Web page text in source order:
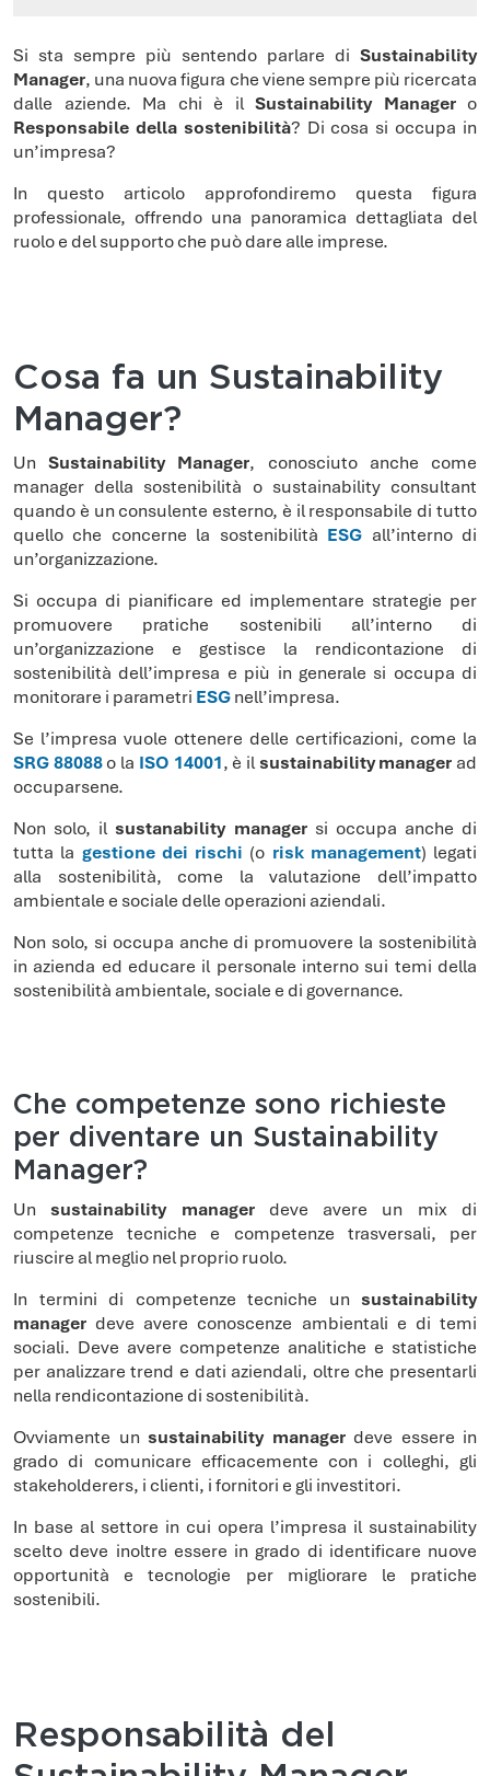
Si sta sempre più sentendo parlare di Sustainability
Manager, una nuova figura che viene sempre più ricercata
dalle aziende. Ma chi è il Sustainability Managero
Responsabile della sostenibilità? Di cosa si occupa in
un’impresa?
In questo articolo approfondiremo questa figura
professionale, offrendo una panoramica dettagliata del
ruolo e del supporto che può dare alle imprese.
Cosa fa un Sustainability
Manager?
UnSustainability Manager, conosciuto anche come
manager della sostenibilità o sustainability consultant
quando è un consulente esterno, è il responsabile di tutto
quello che concerne la sostenibilità ESG all’interno di
un’organizzazione.
Si occupa di pianificare ed implementare strategie per
promuovere pratiche sostenibili all’interno di
un’organizzazione e gestisce la rendicontazione di
sostenibilità dell’impresa e più in generale si occupa di
monitorare i parametri ESGnell’impresa.
Se l’impresa vuole ottenere delle certificazioni, come la
SRG 88088o la ISO 14001, è ilsustainability manager ad
occuparsene.
Non solo, il sustanability managersi occupa anche di
tutta la gestione dei rischi (o risk management) legati
alla sostenibilità, come la valutazione dell’impatto
ambientale e sociale delle operazioni aziendali.
Non solo, si occupa anche di promuovere la sostenibilità
in azienda ed educare il personale interno sui temi della
sostenibilità ambientale, sociale e di governance.
Che competenze sono richieste
per diventare un Sustainability
Manager?
Un sustainability managerdeve avere un mix di
competenze tecniche e competenze trasversali, per
riuscire al meglio nel proprio ruolo.
In termini di competenze tecniche un sustainability
manager deve avere conoscenze ambientali e di temi
sociali. Deve avere competenze analitiche e statistiche
per analizzare trend e dati aziendali, oltre che presentarli
nella rendicontazione di sostenibilità.
Ovviamente un sustainability managerdeve essere in
grado di comunicare efficacemente con i colleghi, gli
stakeholderers, i clienti, i fornitori e gli investitori.
In base al settore in cui opera l’impresa il sustainability
scelto deve inoltre essere in grado di identificare nuove
opportunità e tecnologie per migliorare le pratiche
sostenibili.
Responsabilità del